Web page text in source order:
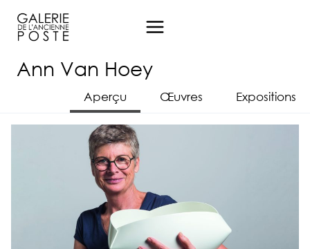
contenu
Ann Van Hoey
Aperçu Œuvres Expositions